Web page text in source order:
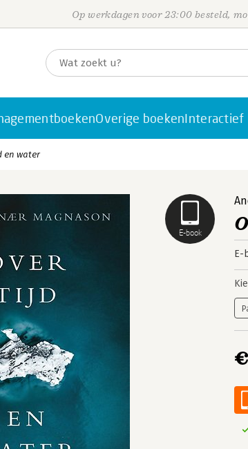
Op werkdagen voor 23:00 besteld,
Overige boekenInteractief
en water
E-book
E-